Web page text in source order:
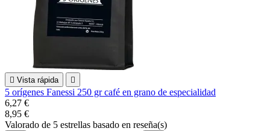
 Vista rápida 
5 orígenes Fanessi 250 gr café en grano de especialidad
6,27 €
8,95 €
Valorado de 5 estrellas basado en reseña(s)